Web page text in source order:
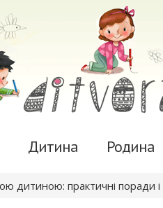
Дитина Родина
дитиною: практичні поради і